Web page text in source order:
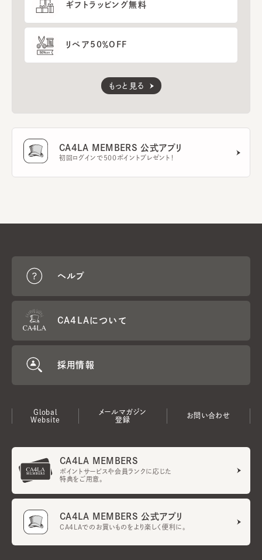
ギフトラッピング無料
リペア50％OFF
もっと見る
CA4LA MEMBERS 公式アプリ
初回ログインで500ポイントプレゼント！
ヘルプ
CA4LAについて
採用情報
Global
Website
メールマガジン
登録
お問い合わせ
CA4LA MEMBERS
ポイントサービスや会員ランクに応じた
特典をご用意。
CA4LA MEMBERS 公式アプリ
CA4LAでのお買いものをより楽しく便利に。